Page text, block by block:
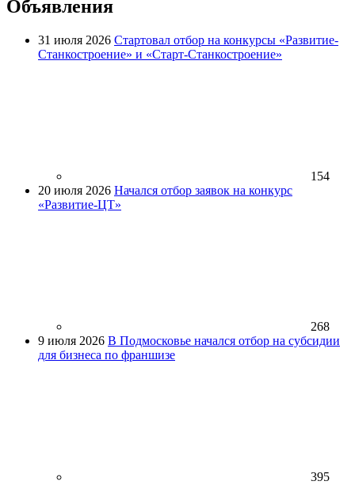
Объявления
31 июля 2026 Стартовал отбор на конкурсы «Развитие-
Станкостроение» и «Старт-Станкостроение»
154
20 июля 2026 Начался отбор заявок на конкурс
«Развитие-ЦТ»
268
9 июля 2026 В Подмосковье начался отбор на субсидии
для бизнеса по франшизе
395